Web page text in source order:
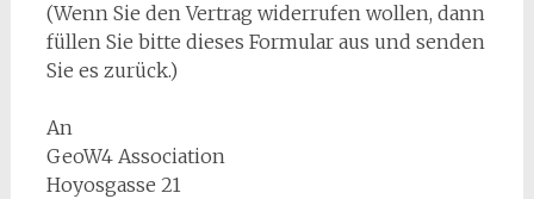
(Wenn Sie den Vertrag widerrufen wollen, dann
füllen Sie bitte dieses Formular aus und senden
Sie es zurück.)
An
GeoW4 Association
Hoyosgasse 21